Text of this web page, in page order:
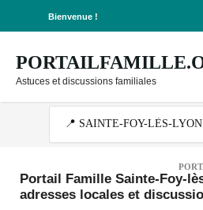
Bienvenue !
Astuces et discussions familiales
Portail Famille Sainte-Foy-
adresses locales et